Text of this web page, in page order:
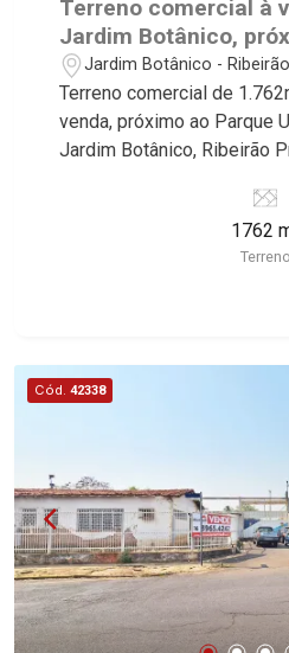
Terreno comercial à
Jardim Botânico,
Uber Sul - Ribeirão
Jardim Botânico -
Terreno comercial de
venda, próximo ao Parque
Jardim Botânico, Ribeirão Preto/SP.
Imobiliária selecionou para você: -
1762
Terreno
Cód. 42338